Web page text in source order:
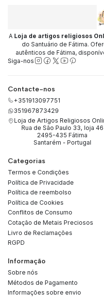
A Loja de artigos religiosos
do Santuário de Fátima.
autênticos de Fátima,
Siga-nos
Contacte-nos
+351913097751
351967873429
Loja de Artigos Religiosos
Rua de São Paulo 33, loja 46
2495-435 Fátima
Santarém - Portugal
Categorias
Termos e Condições
Política de Privacidade
Política de reembolso
Política de Cookies
Conflitos de Consumo
Cotação de Metais Preciosos
Livro de Reclamações
RGPD
Informação
Sobre nós
Métodos de Pagamento
Informações sobre envio